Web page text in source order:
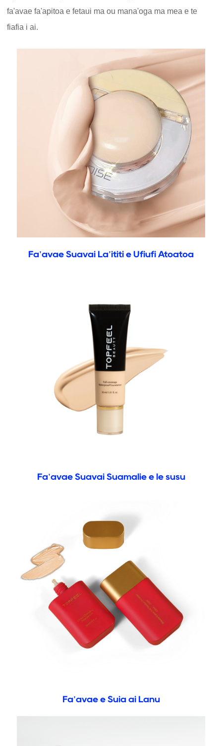
fa'avae fa'apitoa e fetaui ma ou mana'oga ma mea e te
fiafia i ai.
Fa'avae Suavai La'ititi e Ufiufi Atoatoa
Fa'avae Suavai Suamalie e le susu
Fa'avae e Suia ai Lanu